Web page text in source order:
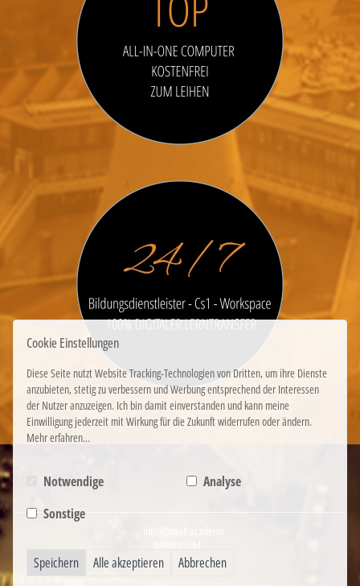
IMPRESSUM
Cookie Einstellungen
Diese Seite nutzt Website Tracking-Technologien von Dritten, um ihre Dienste
anzubieten, stetig zu verbessern und Werbung entsprechend der Interessen
der Nutzer anzuzeigen. Ich bin damit einverstanden und kann meine
Einwilligung jederzeit mit Wirkung für die Zukunft widerrufen oder ändern.
Mehr erfahren...
Notwendige
Analyse
Sonstige
Speichern Alle akzeptieren Abbrechen